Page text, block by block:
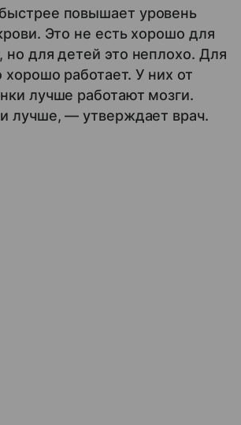
повышает уровень
Это не есть хорошо для
но для детей это неплохо. Для
хорошо работает. У них от
лучше работают мозги.
лучше, — утверждает врач.